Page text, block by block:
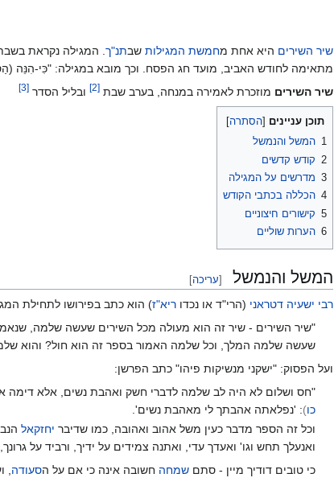
שיר השירים היא אחת מחמשת המגילות שבתנ"ך. המגילה נקראת
מתאימה לחודש האביב, מועד חג הפסח. וכך מובא במגילה: "כִּי-הִנֵּה
שיר השירים מוזכרת לאמירה במנחה, בערב שבת [
2
] ובליל הסדר [
3
]
תוכן עניינים
1 המשל והנמשל
2 קודש קדשים
3 מדרשים על המגילה
4 הכללה בכתבי הקודש
5 קישורים חיצוניים
6 הערות שוליים
המשל והנמשל [עריכה]
רבי ישעיה דטראני (הרי"ד או נכדו ריא"ז) הוא כתב בפירושו לתחילת
"שיר השירים - שיר זה הוא מעולה מכל השירים שעשה שלמה,
שעשה שלמה המלך, וכל שלמה האמור בספר זה הוא חול? והוא
ועל הפסוק: "ישקני מנשיקות פיהו" כתב הפרשן:
"חס ושלום לא היה לב שלמה לדברי חשק ואהבת נשים, אלא
כו): 'נפלאתה אהבתך לי מאהבת נשים'.
וכל זה הספר מדבר כעין משל אהוב ואהובה, כמו שדיבר יחזקאל
ואנעלך תחש וגו' ואעדך עדי, ואתנה צמידים על ידיך, ורביד על
כי טובים דודיך מיין - סתםשמחה חשובה אינה כי אם על הסעודה